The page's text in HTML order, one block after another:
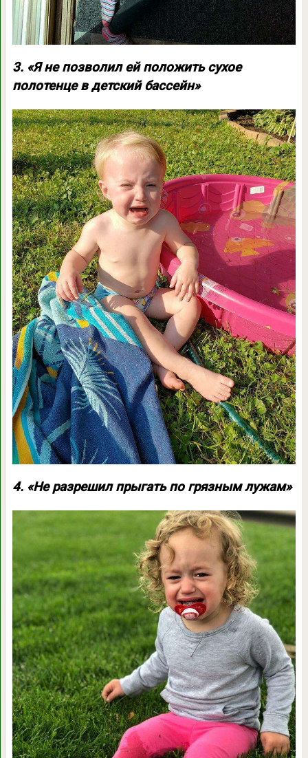
3. «Я не позволил ей положить сухое
полотенце в детский бассейн»
4. «Не разрешил прыгать по грязным лужам»